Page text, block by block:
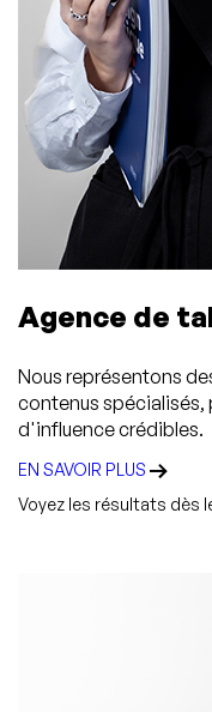
Agence de
Nous représentons
contenus spécialisés,
d'influence crédibles.
EN SAVOIR PLUS
Voyez les résultats dès